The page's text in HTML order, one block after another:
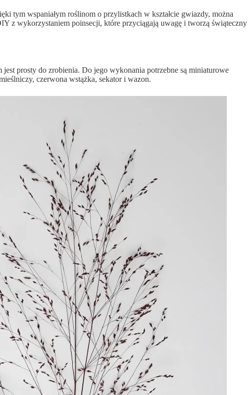
tym wspaniałym roślinom o przylistkach w kształcie gwiazdy, można
z wykorzystaniem poinsecji, które przyciągają uwagę i tworzą świąteczny
prosty do zrobienia. Do jego wykonania potrzebne są miniaturowe
czerwona wstążka, sekator i wazon.